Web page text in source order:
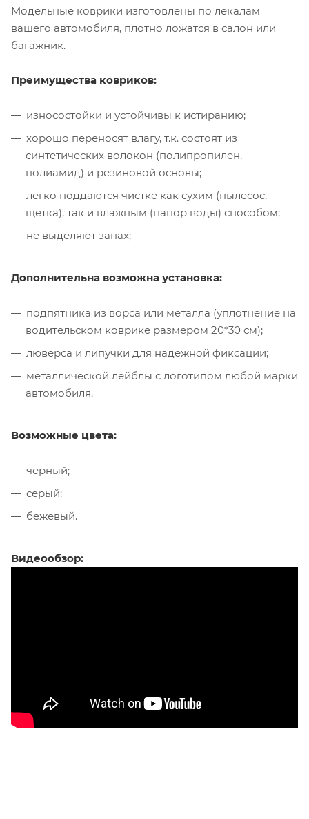
Модельные коврики изготовлены по лекалам
вашего автомобиля, плотно ложатся в салон или
багажник.
Преимущества ковриков:
износостойки и устойчивы к истиранию;
хорошо переносят влагу, т.к. состоят из
синтетических волокон (полипропилен,
полиамид) и резиновой основы;
легко поддаются чистке как сухим (пылесос,
щётка), так и влажным (напор воды) способом;
не выделяют запах;
Дополнительна возможна установка:
подпятника из ворса или металла (уплотнение на
водительском коврике размером 20*30 см);
люверса и липучки для надежной фиксации;
металлической лейблы с логотипом любой марки
автомобиля.
Возможные цвета:
черный;
серый;
бежевый.
Видеообзор: